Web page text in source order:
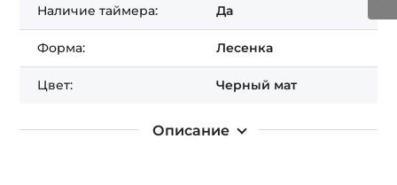
Описание
Наличие таймера: Да
Форма: Лесенка
Цвет: Черный мат